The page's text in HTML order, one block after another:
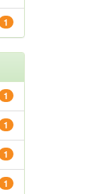
1
1
1
1
1